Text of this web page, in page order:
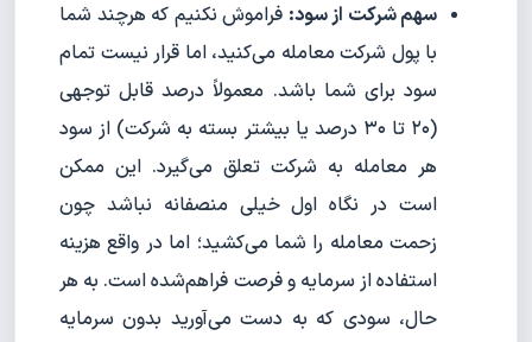
سهم شرکت از سود: فراموش نکنیم که هرچند شما
با پول شرکت معامله می‌کنید، اما قرار نیست تمام
سود برای شما باشد. معمولاً درصد قابل توجهی
(۲۰ تا ۳۰ درصد یا بیشتر بسته به شرکت) از سود
هر معامله به شرکت تعلق می‌گیرد. این ممکن
است در نگاه اول خیلی منصفانه نباشد چون
زحمت معامله را شما می‌کشید؛ اما در واقع هزینه
استفاده از سرمایه و فرصت فراهم‌شده است. به هر
حال، سودی که به دست می‌آورید بدون سرمایه